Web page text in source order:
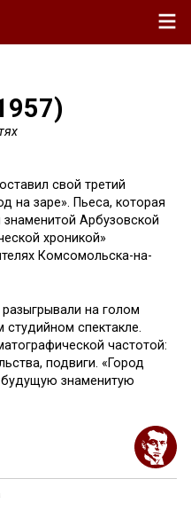
свой третий
на заре». Пьеса, которая
Арбузовской
хроникой»
Комсомольска-на-
разыгрывали на голом
спектакле.
частотой:
подвиги. «Город
знаменитую